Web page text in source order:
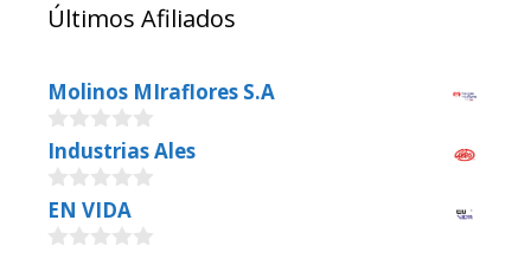
Últimos Afiliados
Molinos MIraflores S.A
0
o
u
t
o
f
Industrias Ales
0
o
u
EN VIDA